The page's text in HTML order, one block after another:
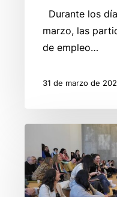
Durante los
marzo, las
de empleo…
31 de marzo de
Emprendimiento